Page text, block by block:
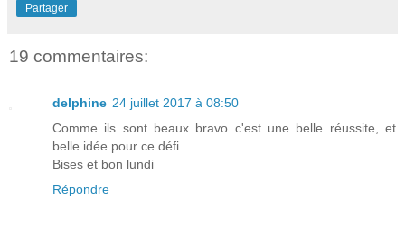
Partager
19 commentaires:
delphine 24 juillet 2017 à 08:50
Comme ils sont beaux bravo c'est une belle réussite, et
belle idée pour ce défi
Bises et bon lundi
Répondre